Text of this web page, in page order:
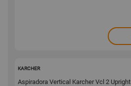
KARCHER
Aspiradora Vertical Karcher Vcl 2 Upright